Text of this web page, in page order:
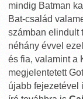
mindig Batman
Bat-család
számban elindult
néhány évvel
és fia, valamint a
megjelentetett
újabb fejezetével